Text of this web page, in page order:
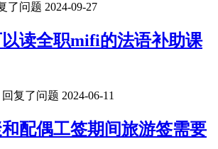
了问题 2024-09-27
读全职mifi的法语补助课
回复了问题 2024-06-11
配偶工签期间旅游签需要